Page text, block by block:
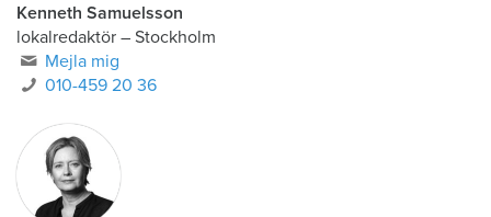
Kenneth Samuelsson
lokalredaktör – Stockholm
Mejla mig
010-459 20 36